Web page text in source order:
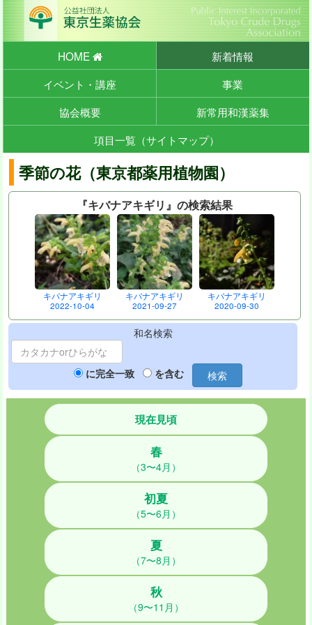
HOME
新着情報
イベント・講座
事業
協会概要
新常用和漢薬集
項目一覧（サイトマップ）
季節の花（東京都薬用植物園）
『キバナアキギリ』の検索結果
キバナアキギリ
2022-10-04
キバナアキギリ
2021-09-27
キバナアキギリ
2020-09-30
和名検索
に完全一致 を含む 検索
現在見頃
春
（3〜4月）
初夏
（5〜6月）
夏
（7〜8月）
秋
（9〜11月）